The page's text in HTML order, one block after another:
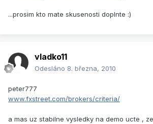
...prosim kto mate skusenosti doplnte :)
vladko11
Odesláno 8. března, 2010
peter777
www.fxstreet.com/brokers/criteria/
a mas uz stabilne vysledky na demo ucte ,